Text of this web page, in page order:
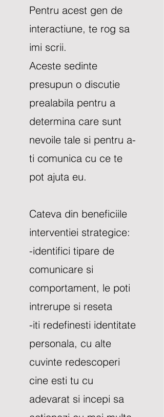
Pentru acest gen de
interactiune, te rog sa
imi scrii.
Aceste sedinte
presupun o discutie
prealabila pentru a
determina care sunt
nevoile tale si pentru a-
ti comunica cu ce te
pot ajuta eu.
Cateva din beneficiile
interventiei strategice:
-identifici tipare de
comunicare si
comportament, le poti
intrerupe si reseta
-iti redefinesti identitate
personala, cu alte
cuvinte redescoperi
cine esti tu cu
adevarat si incepi sa